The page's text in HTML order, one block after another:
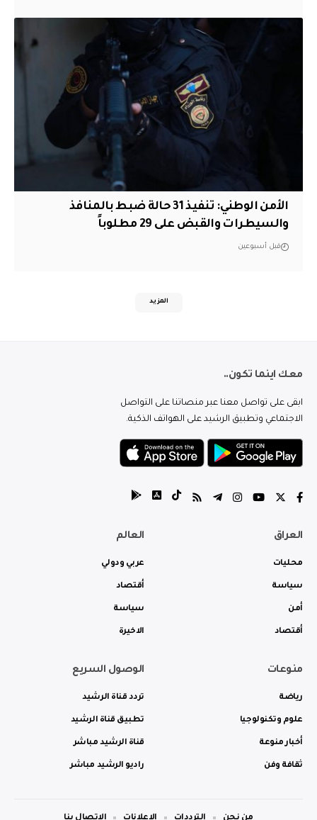
الأمن الوطني: تنفيذ 31 حالة ضبط بالمنافذ
والسيطرات والقبض على 29 مطلوباً
قبل أسبوعين
المزيد
معك اينما تكون..
ابقى على تواصل معنا عبر منصاتنا على التواصل
الاجتماعي وتطبيق الرشيد على الهواتف الذكية.
العراق
محليات
سياسة
أمن
أقتصاد
العالم
عربي ودولي
أقتصاد
سياسة
الاخيرة
منوعات
رياضة
علوم وتكنولوجيا
أخبار منوعة
ثقافة وفن
الوصول السريع
تردد قناة الرشيد
تطبيق قناة الرشيد
قناة الرشيد مباشر
راديو الرشيد مباشر